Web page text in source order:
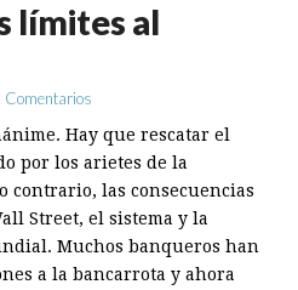
límites al
Comentarios
Hay que rescatar el
por los arietes de la
contrario, las consecuencias
Street, el sistema y la
Muchos banqueros han
a la bancarrota y ahora